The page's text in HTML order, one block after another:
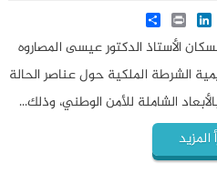
Twitter
LinkedIn
Print
الأستاذ الدكتور عيسى المصاروه
الشرطة الملكية حول عناصر الحالة
الشاملة للأمن الوطني، وذلك...
المزيد